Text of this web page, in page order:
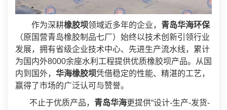
作为深耕橡胶坝领域近多年的企业， 青岛华海环保
（原国营青岛橡胶制品七厂）始终以技术创新引领行业
发展，拥有省级企业技术中心、先进生产流水线，累计
为国内外8000余座水利工程提供优质橡胶坝产品。从国
内到国外， 华海橡胶坝凭借稳定的性能、精湛的工艺，
赢得了市场的广泛认可与赞誉。
不止于优质产品， 青岛华海更提供“设计-生产-发货-